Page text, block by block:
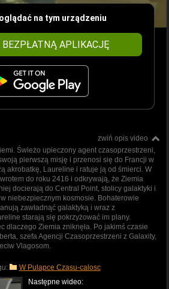
na tym urządzeniu
BEZPŁATNĄ APLIKACJĘ
zwiń opis video
Świeżo upieczony agent czasoprzestrzeni,
pierwszą misję i przenosi się do Francji w
akrobatkę, Laureline i ratuje ją od śmierci. W
do roku 2416 i odkrywają, że Ziemia
docierają do Central Point, stolicy galaktyki i
niebezpiecznym kosmosie. Bohaterowie
zawładnąć galaktyką i wraz z
starają się pokrzyżować im plany.
dlaczego Ziemia zniknęła. Po jakimś czasie
szefa Agencji Czasoprzestrzeni z Galaxity,
Vlagosom.
W Pulapce Czasu-calosc
Następne wideo: